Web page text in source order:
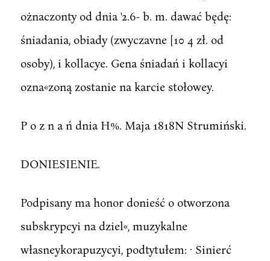
ożnaczonty od dnia '2.6- b. m. dawać będę:
śniadania, obiady (zwyczavne [10 4 zł. od
osoby), i kollacye. Gena śniadań i kollacyi
ozna«zoną zostanie na karcie stołowey.
P o z n a ń dnia H%. Maja 1818N Strumiński.
DONIESIENIE.
Podpisany ma honor donieść o otworzona
subskrypcyi na dziel«, muzykalne
własneykorapuzycyi, podtytułem: · Sinierć